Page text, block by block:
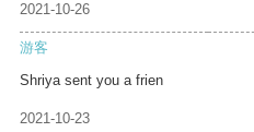
2021-10-26
游客
Shriya sent you a frien
2021-10-23